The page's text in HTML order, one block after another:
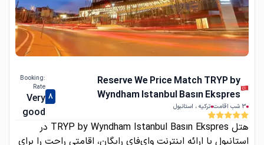
Reserve We Price Match TRYP by
Wyndham Istanbul Basın Ekspres
3 شب اقامت ترکیه ، استانبول
8
:Booking
Rate
Very
good
هتل TRYP by Wyndham Istanbul Basın Ekspres در
استانبول با ارائه اینترنت وای‌فای رایگان، اقامتی راحت را برای